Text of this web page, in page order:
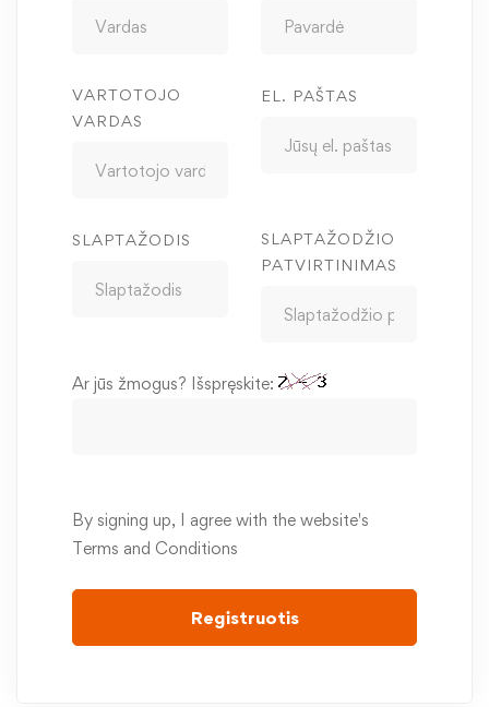
VARTOTOJO
VARDAS
EL. PAŠTAS
SLAPTAŽODIS
SLAPTAŽODŽIO
PATVIRTINIMAS
Ar jūs žmogus? Išspręskite:
By signing up, I agree with the website's
Terms and Conditions
Registruotis